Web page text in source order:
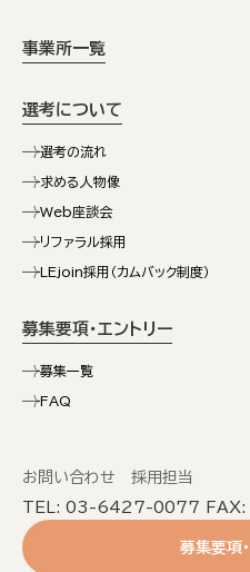
事業所一覧
選考について
選考の流れ
求める人物像
Web座談会
リファラル採用
LEjoin採用（カムバック制度）
募集要項・エントリー
募集一覧
FAQ
お問い合わせ 採用担当
TEL: 03-6427-0077
募集要項